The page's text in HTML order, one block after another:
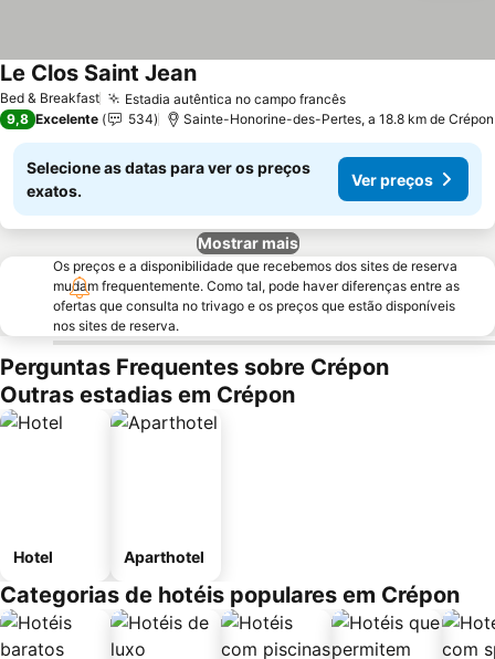
Bed & Breakfast Estadia autêntica no campo francêsVer preços
Le Clos Saint JeanVer preços
9,8 Excelente 534 Sainte-Honorine-des-Pertes, a 18.8 km de Crépon
Selecione as datas para ver os preços
exatos.
Ver preços
Mostrar mais
Os preços e a disponibilidade que recebemos dos sites de reserva
mudam frequentemente. Como tal, pode haver diferenças entre as
ofertas que consulta no trivago e os preços que estão disponíveis
nos sites de reserva.
Perguntas Frequentes sobre Crépon
Outras estadias em Crépon
Hotel Aparthotel
Categorias de hotéis populares em Crépon